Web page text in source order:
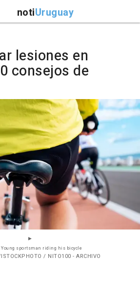
notiUruguay
lesiones en
consejos de
Young sportsman riding his bicycle
/ NITO100 - ARCHIVO